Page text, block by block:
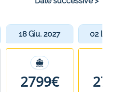
18 Giu. 2027 02
2799€